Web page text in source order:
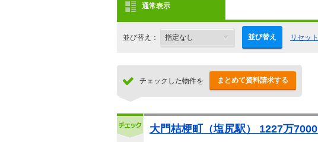
通常表示
並び替え： 並び替え リセット
チェックした物件を まとめて資料請求する
大門桔梗町（塩尻駅） 1227万7000